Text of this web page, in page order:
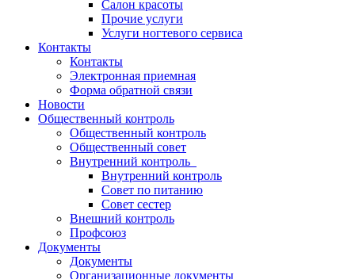
Салон красоты
Прочие услуги
Услуги ногтевого сервиса
Контакты
Контакты
Электронная приемная
Форма обратной связи
Новости
Общественный контроль
Общественный контроль
Общественный совет
Внутренний контроль
Внутренний контроль
Совет по питанию
Совет сестер
Внешний контроль
Профсоюз
Документы
Документы
Организационные документы